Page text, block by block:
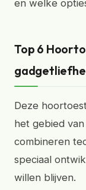
en welke
Top 6
Deze
het gebied
combineren
speciaal
willen blijven.